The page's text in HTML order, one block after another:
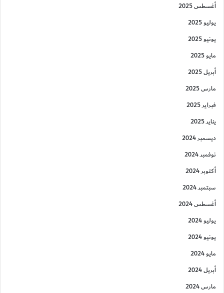
أغسطس 2025
يوليو 2025
يونيو 2025
مايو 2025
أبريل 2025
مارس 2025
فبراير 2025
يناير 2025
ديسمبر 2024
نوفمبر 2024
أكتوبر 2024
سبتمبر 2024
أغسطس 2024
يوليو 2024
يونيو 2024
مايو 2024
أبريل 2024
مارس 2024